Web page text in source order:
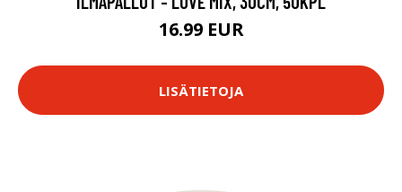
16.99 EUR
LISÄTIETOJA